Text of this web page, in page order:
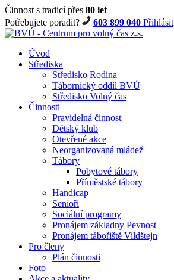
Činnost s tradicí přes 80 let
Potřebujete poradit?
603 899 040 Přihlásit
Úvod
Střediska
Středisko Rodina
Tábornický oddíl BVÚ
Středisko Volný čas
Činnosti
Pravidelná činnost
Dětský klub
Otevřené akce
Neorganizovaná mládež
Tábory
Pobytové tábory
Příměstské tábory
Handicap
Senioři
Sociální programy
Pronájem základny Pevnost
Pronájem tábořiště Vildštejn
Pro členy
Plán činnosti
Foto